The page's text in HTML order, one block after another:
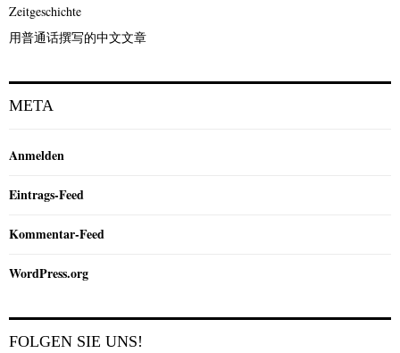
Zeitgeschichte
用普通话撰写的中文文章
META
Anmelden
Eintrags-Feed
Kommentar-Feed
WordPress.org
FOLGEN SIE UNS!